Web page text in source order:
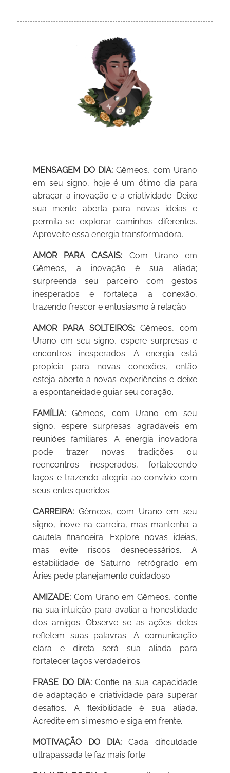
MENSAGEM DO DIA: Gêmeos, com Urano
em seu signo, hoje é um ótimo dia para
abraçar a inovação e a criatividade. Deixe
sua mente aberta para novas ideias e
permita-se explorar caminhos diferentes.
Aproveite essa energia transformadora.
AMOR PARA CASAIS: Com Urano em
Gêmeos, a inovação é sua aliada;
surpreenda seu parceiro com gestos
inesperados e fortaleça a conexão,
trazendo frescor e entusiasmo à relação.
AMOR PARA SOLTEIROS: Gêmeos, com
Urano em seu signo, espere surpresas e
encontros inesperados. A energia está
propícia para novas conexões, então
esteja aberto a novas experiências e deixe
a espontaneidade guiar seu coração.
FAMÍLIA: Gêmeos, com Urano em seu
signo, espere surpresas agradáveis em
reuniões familiares. A energia inovadora
pode trazer novas tradições ou
reencontros inesperados, fortalecendo
laços e trazendo alegria ao convívio com
seus entes queridos.
CARREIRA: Gêmeos, com Urano em seu
signo, inove na carreira, mas mantenha a
cautela financeira. Explore novas ideias,
mas evite riscos desnecessários. A
estabilidade de Saturno retrógrado em
Áries pede planejamento cuidadoso.
AMIZADE: Com Urano em Gêmeos, confie
na sua intuição para avaliar a honestidade
dos amigos. Observe se as ações deles
refletem suas palavras. A comunicação
clara e direta será sua aliada para
fortalecer laços verdadeiros.
FRASE DO DIA: Confie na sua capacidade
de adaptação e criatividade para superar
desafios. A flexibilidade é sua aliada.
Acredite em si mesmo e siga em frente.
MOTIVAÇÃO DO DIA: Cada dificuldade
ultrapassada te faz mais forte.